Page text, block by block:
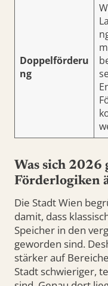
Doppelförderu
ng
Was sich 2026
Förderlogiken
Die Stadt Wien
damit, dass
Speicher in den
geworden sind.
stärker auf
Stadt schwieriger,